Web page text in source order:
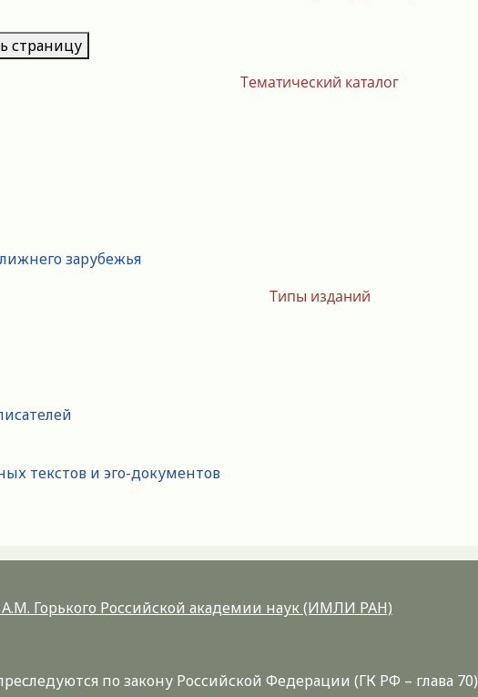
Тематический каталог
зарубежья
Типы изданий
текстов и эго-документов
страницу
Горького Российской академии наук (ИМЛИ РАН)
по закону Российской Федерации (ГК РФ – глава 70)